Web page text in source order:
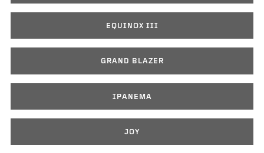
EQUINOX III
GRAND BLAZER
IPANEMA
JOY